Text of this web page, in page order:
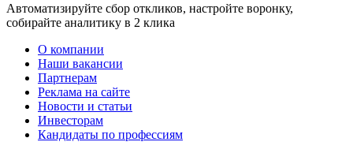
Автоматизируйте сбор откликов, настройте воронку,
собирайте аналитику в 2 клика
О компании
Наши вакансии
Партнерам
Реклама на сайте
Новости и статьи
Инвесторам
Кандидаты по профессиям